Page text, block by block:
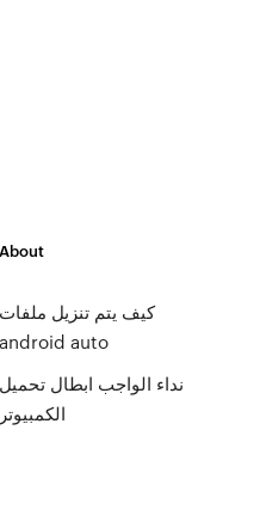
About
كيف يتم تنزيل ملفات
android auto
نداء الواجب ابطال تحميل
الكمبيوتر